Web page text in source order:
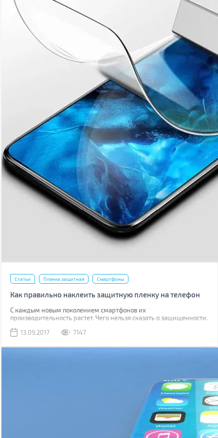
Статьи Пленка защитная Смартфоны
Как правильно наклеить защитную пленку на телефон
С каждым новым поколением смартфонов их
производительность растет. Чего нельзя сказать о защищенности.
водонепроницаемость, но все также уязвимы к механическим
13.09.2017 7147